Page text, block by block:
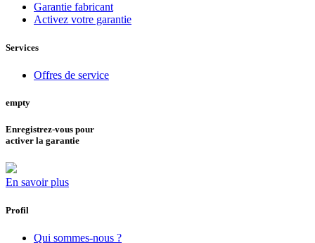
Garantie fabricant
Activez votre garantie
Services
Offres de service
empty
Enregistrez-vous pour
activer la garantie
En savoir plus
Profil
Qui sommes-nous ?